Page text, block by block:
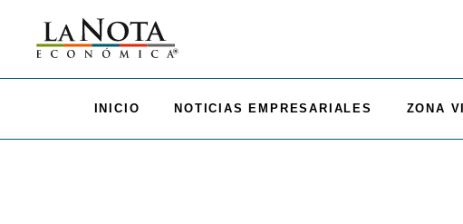
INICIO NOTICIAS EMPRESARIALES ZONA